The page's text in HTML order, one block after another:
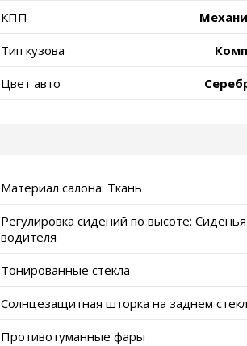
КПП
Тип кузова
Цвет авто
Материал салона: Ткань
Регулировка сидений по высоте: Сиденья
водителя
Тонированные стекла
Солнцезащитная шторка на заднем
Противотуманные фары